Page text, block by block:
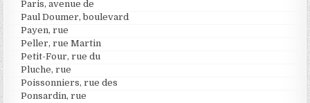
Paris, avenue de
Paul Doumer, boulevard
Payen, rue
Peller, rue Martin
Petit-Four, rue du
Pluche, rue
Poissonniers, rue des
Ponsardin, rue